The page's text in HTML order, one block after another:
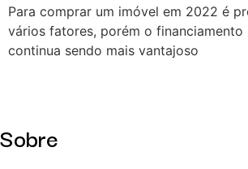
Para comprar um imóvel em 2022 é
vários fatores, porém o financiamento
continua sendo mais vantajoso
Sobre